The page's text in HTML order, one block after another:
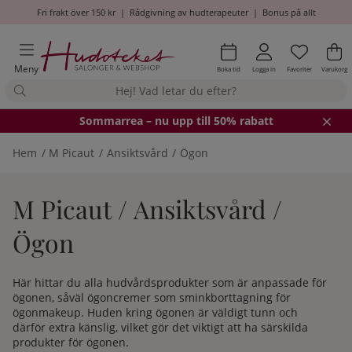
Fri frakt över 150 kr| Rådgivning av hudterapeuter| Bonus på allt
Meny Boka tid Logga in Antal i
.
Favoriter .
Varukorg
Sommarrea – nu upp till 50% rabatt
Hem M Picaut Ansiktsvård Ögon
M Picaut / Ansiktsvård /
Ögon
Här hittar du alla hudvårdsprodukter som är anpassade för
ögonen, såväl ögoncremer som sminkborttagning för
ögonmakeup. Huden kring ögonen är väldigt tunn och
därför extra känslig, vilket gör det viktigt att ha särskilda
produkter för ögonen.